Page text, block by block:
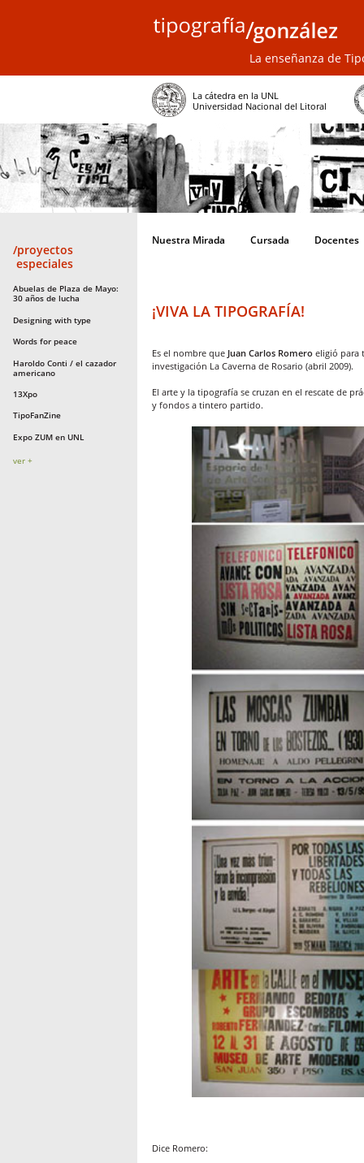
La enseñanza de
La cátedra en la UNL
Universidad Nacional del Litoral
/proyectos
especiales
Abuelas de Plaza de Mayo:
30 años de lucha
Designing with type
Words for peace
Haroldo Conti / el cazador
americano
13Xpo
TipoFanZine
Expo ZUM en UNL
ver +
Nuestra Mirada Cursada Docentes
¡VIVA LA TIPOGRAFÍA!
Es el nombre que Juan Carlos Romero eligió para
investigación La Caverna de Rosario (abril 2009).
El arte y la tipografía se cruzan en el rescate de
y fondos a tintero partido.
Dice Romero: